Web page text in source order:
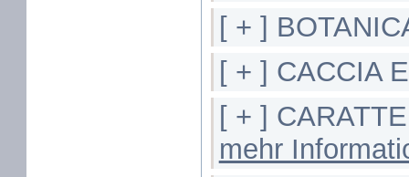
[ + ]
[ + ] CACCIA
[ + ]
mehr